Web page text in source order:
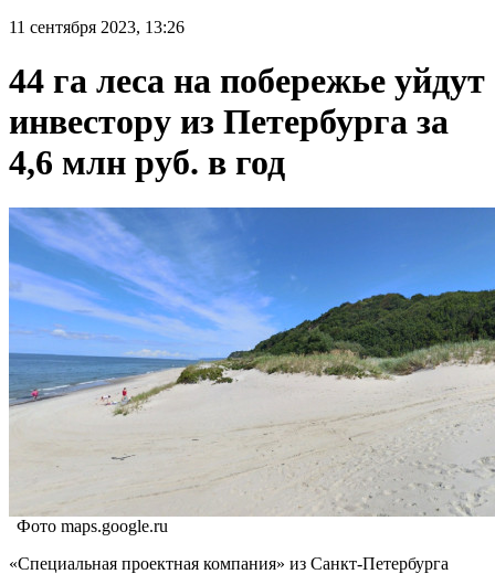
11 сентября 2023, 13:26
44 га леса на побережье уйдут
инвестору из Петербурга за
4,6 млн руб. в год
Фото maps.google.ru
«Специальная проектная компания» из Санкт-Петербурга